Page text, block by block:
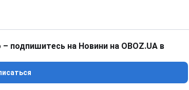
подпишитесь на Новини на OBOZ.UA в